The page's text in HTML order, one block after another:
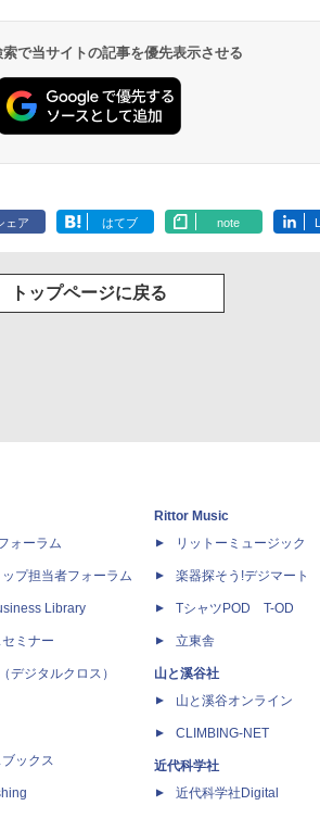
で当サイトの記事を優先表示させる
ェア はてブ note
トップページに戻る
ォーラム
プ担当者フォーラム
Library
ミナー
デジタルクロス）
ックス
Rittor Music
リットーミュージック
楽器探そう!デジマート
TシャツPOD T-OD
立東舎
山と溪谷社
山と溪谷オンライン
CLIMBING-NET
近代科学社
近代科学社Digital